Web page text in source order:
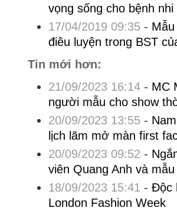
vọng sống cho bệnh
17/04/2019 09:35-
điêu luyện trong BST
Tin mới hơn:
21/09/2023 16:14- MC
người mẫu cho show
20/09/2023 13:55-
lịch lãm mở màn first
20/09/2023 09:52 -
viên Quang Anh và
18/09/2023 15:41 - Độc
London Fashion Week